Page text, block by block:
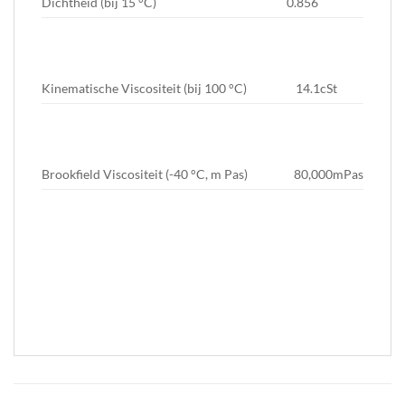
Kinematische Viscositeit (bij 100 °C) 14.1cSt
Brookfield Viscositeit (-40 °C, m Pas) 80,000mPas